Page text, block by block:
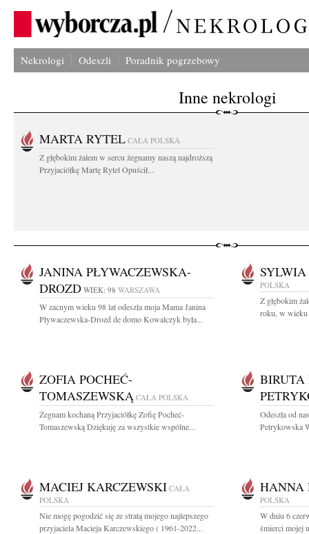
Nekrologi Odeszli Poradnik pogrzebowy
Inne nekrologi
MARTA RYTEL CAŁA POLSKA
Z głębokim żalem w sercu żegnamy naszą najdroższą
Przyjaciółkę Martę Rytel Opuścił...
JANINA PŁYWACZEWSKA-
DROZD WIEK: 98 WARSZAWA
W zacnym wieku 98 lat odeszła moja Mama Janina
Pływaczewska-Drozd de domo Kowalczyk była...
SYLWIA
POLSKA
Z głębokim
roku, w wieku
ZOFIA POCHEĆ-
TOMASZEWSKĄ CAŁA POLSKA
Żegnam kochaną Przyjaciółkę Zofię Pocheć-
Tomaszewską Dziękuję za wszystkie wspólne...
BIRUTA
Odeszła od
Petrykowska
MACIEJ KARCZEWSKI CAŁA
POLSKA
Nie mogę pogodzić się ze stratą mojego najlepszego
przyjaciela Macieja Karczewskiego ( 1961-2022...
HANNA
POLSKA
W dniu 6
śmierci mojej